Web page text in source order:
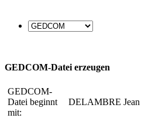
GEDCOM-Datei erzeugen
GEDCOM-
Datei beginnt
mit:
DELAMBRE Jean